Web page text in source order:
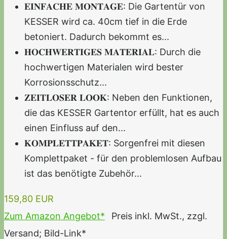
𝐄𝐈𝐍𝐅𝐀𝐂𝐇𝐄 𝐌𝐎𝐍𝐓𝐀𝐆𝐄: Die Gartentür von
KESSER wird ca. 40cm tief in die Erde
betoniert. Dadurch bekommt es...
𝐇𝐎𝐂𝐇𝐖𝐄𝐑𝐓𝐈𝐆𝐄𝐒 𝐌𝐀𝐓𝐄𝐑𝐈𝐀𝐋: Durch die
hochwertigen Materialen wird bester
Korrosionsschutz...
𝐙𝐄𝐈𝐓𝐋𝐎𝐒𝐄𝐑 𝐋𝐎𝐎𝐊: Neben den Funktionen,
die das KESSER Gartentor erfüllt, hat es auch
einen Einfluss auf den...
𝐊𝐎𝐌𝐏𝐋𝐄𝐓𝐓𝐏𝐀𝐊𝐄𝐓: Sorgenfrei mit diesen
Komplettpaket - für den problemlosen Aufbau
ist das benötigte Zubehör...
159,80 EUR
Zum Amazon Angebot*
Preis inkl. MwSt., zzgl.
Versand; Bild-Link*